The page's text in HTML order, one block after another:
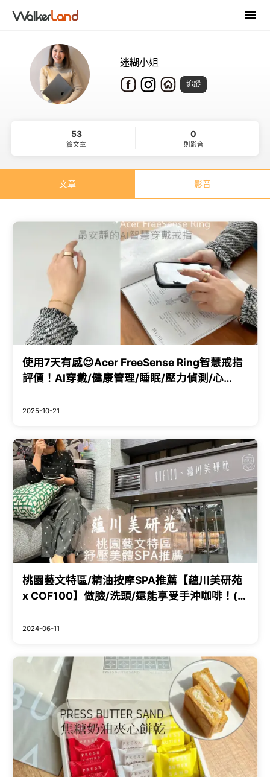
迷糊小姐
追蹤
53
篇文章
0
則影音
文章 影音
使用7天有感😍Acer FreeSense Ring智慧戒指
評價！AI穿戴/健康管理/睡眠/壓力偵測/心
率/HRV/血氧，IP68防護等...
2025-10-21
桃園藝文特區/精油按摩SPA推薦【蘊川美研苑
x COF100】做臉/洗頭/還能享受手沖咖啡！(非
油壓指壓)
2024-06-11